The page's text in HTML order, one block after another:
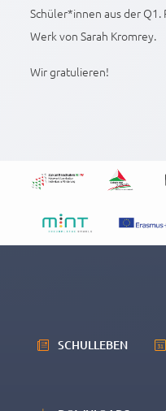
Schüler*innen aus der
Werk von Sarah Kromrey.
Wir gratulieren!
SCHULLEBEN